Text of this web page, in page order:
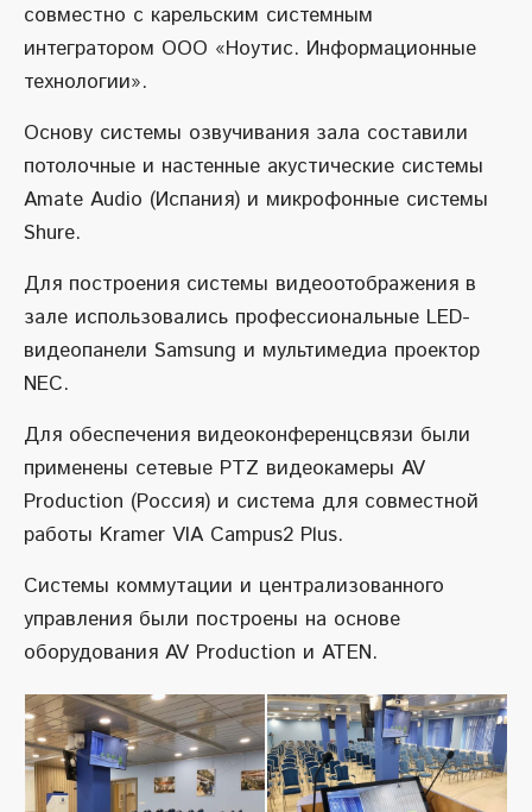
совместно с карельским системным
интегратором ООО «Ноутис. Информационные
технологии».
Основу системы озвучивания зала составили
потолочные и настенные акустические системы
Amate Audio (Испания) и микрофонные системы
Shure.
Для построения системы видеоотображения в
зале использовались профессиональные LED-
видеопанели Samsung и мультимедиа проектор
NEC.
Для обеспечения видеоконференцсвязи были
применены сетевые PTZ видеокамеры AV
Production (Россия) и система для совместной
работы Kramer VIA Campus2 Plus.
Системы коммутации и централизованного
управления были построены на основе
оборудования AV Production и ATEN.